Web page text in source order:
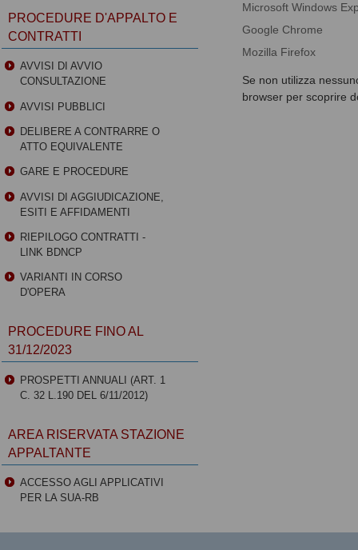
Microsoft Windows
Google Chrome
Mozilla Firefox
Se non utilizza
browser per scoprire
PROCEDURE D'APPALTO E
CONTRATTI
AVVISI DI AVVIO
CONSULTAZIONE
AVVISI PUBBLICI
DELIBERE A CONTRARRE O
ATTO EQUIVALENTE
GARE E PROCEDURE
AVVISI DI AGGIUDICAZIONE,
ESITI E AFFIDAMENTI
RIEPILOGO CONTRATTI -
LINK BDNCP
VARIANTI IN CORSO
D'OPERA
PROCEDURE FINO AL
31/12/2023
PROSPETTI ANNUALI (ART. 1
C. 32 L.190 DEL 6/11/2012)
AREA RISERVATA STAZIONE
APPALTANTE
ACCESSO AGLI APPLICATIVI
PER LA SUA-RB